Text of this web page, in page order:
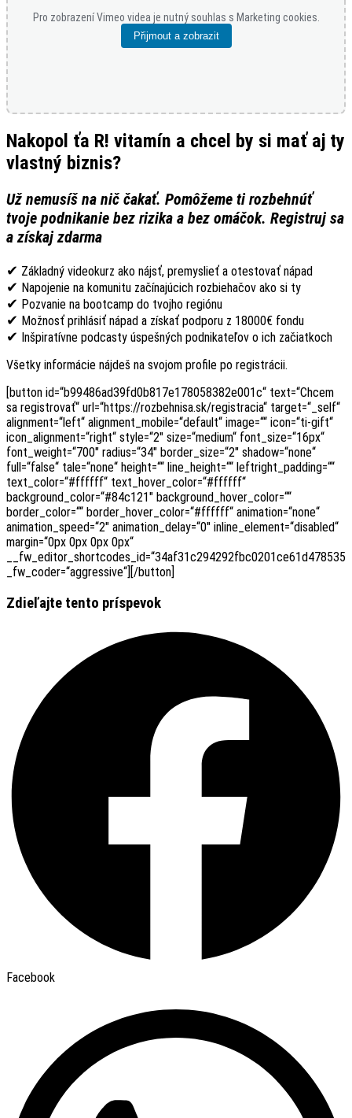
Pro zobrazení Vimeo videa je nutný souhlas s Marketing cookies.
Přijmout a zobrazit
Nakopol ťa R! vitamín a chcel by si mať aj ty
vlastný biznis?
Už nemusíš na nič čakať. Pomôžeme ti rozbehnúť
tvoje podnikanie bez rizika a bez omáčok. Registruj sa
a získaj zdarma
✔ Základný videokurz ako nájsť, premyslieť a otestovať nápad
✔ Napojenie na komunitu začínajúcich rozbiehačov ako si ty
✔ Pozvanie na bootcamp do tvojho regiónu
✔ Možnosť prihlásiť nápad a získať podporu z 18000€ fondu
✔ Inšpiratívne podcasty úspešných podnikateľov o ich začiatkoch
Všetky informácie nájdeš na svojom profile po registrácii.
[button id=“b99486ad39fd0b817e178058382e001c“ text=“Chcem
sa registrovať“ url=“https://rozbehnisa.sk/registracia“ target=“_self“
alignment=“left“ alignment_mobile=“default“ image=““ icon=“ti-gift“
icon_alignment=“right“ style=“2″ size=“medium“ font_size=“16px“
font_weight=“700″ radius=“34″ border_size=“2″ shadow=“none“
full=“false“ tale=“none“ height=““ line_height=““ leftright_padding=““
text_color=“#ffffff“ text_hover_color=“#ffffff“
background_color=“#84c121″ background_hover_color=““
border_color=““ border_hover_color=“#ffffff“ animation=“none“
animation_speed=“2″ animation_delay=“0″ inline_element=“disabled“
margin=“0px 0px 0px 0px“
_fw_coder=“aggressive“][/button]
Zdieľajte tento príspevok
Facebook